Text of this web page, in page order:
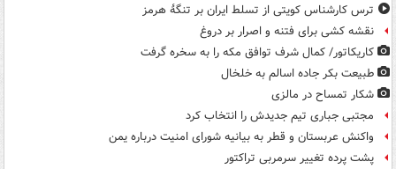
ترس کارشناس کویتی از تسلط ایران بر تنگۀ هرمز
نقشه کشی برای فتنه و اصرار بر دروغ
کاریکاتور/ کمال شرف توافق مکه را به سخره گرفت
طبیعت بکر جاده اسالم به خلخال
شکار تمساح در مالزی
مجتبی جباری تیم جدیدش را انتخاب کرد
واکنش عربستان و قطر به بیانیه شورای امنیت درباره یمن
پشت پرده تغییر سرمربی تراکتور